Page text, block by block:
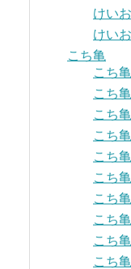
けい
けい
こち亀
こち
こち
こち
こち
こち
こち
こち
こち
こち
こち